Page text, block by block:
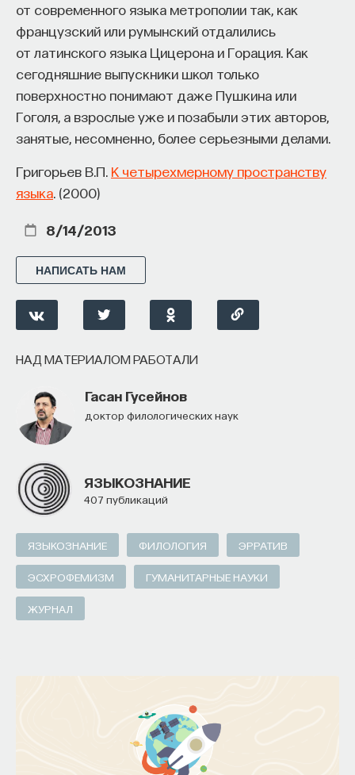
от современного языка метрополии так, как
французский или румынский отдалились
от латинского языка Цицерона и Горация. Как
сегодняшние выпускники школ только
поверхностно понимают даже Пушкина или
Гоголя, а взрослые уже и позабыли этих авторов,
занятые, несомненно, более серьезными делами.
Григорьев В.П. К четырехмерному пространству
языка. (2000)
8/14/2013
НАПИСАТЬ НАМ
НАД МАТЕРИАЛОМ РАБОТАЛИ
Гасан Гусейнов
доктор филологических наук
ЯЗЫКОЗНАНИЕ
407 публикаций
ЯЗЫКОЗНАНИЕ ФИЛОЛОГИЯ ЭРРАТИВ
ЭСХРОФЕМИЗМ ГУМАНИТАРНЫЕ НАУКИ
ЖУРНАЛ